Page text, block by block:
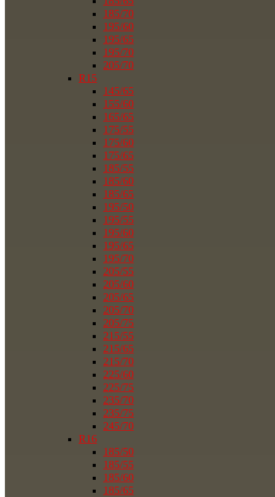
185/70
195/60
195/65
195/70
205/70
R15
145/65
155/60
165/65
175/55
175/60
175/65
185/55
185/60
185/65
195/50
195/55
195/60
195/65
195/70
205/55
205/60
205/65
205/70
205/75
215/55
215/65
215/70
225/60
225/75
235/70
235/75
245/70
R16
185/50
185/55
185/60
185/65